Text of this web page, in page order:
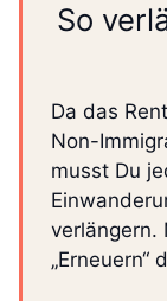
So
Da das
Non-
musst Du
verlängern.
„Erneuern“